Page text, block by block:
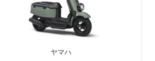
ヤマハ